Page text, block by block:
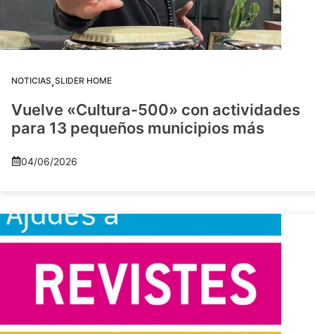
NOTICIAS,SLIDER HOME
Vuelve «Cultura-500» con actividades
para 13 pequeños municipios más
04/06/2026